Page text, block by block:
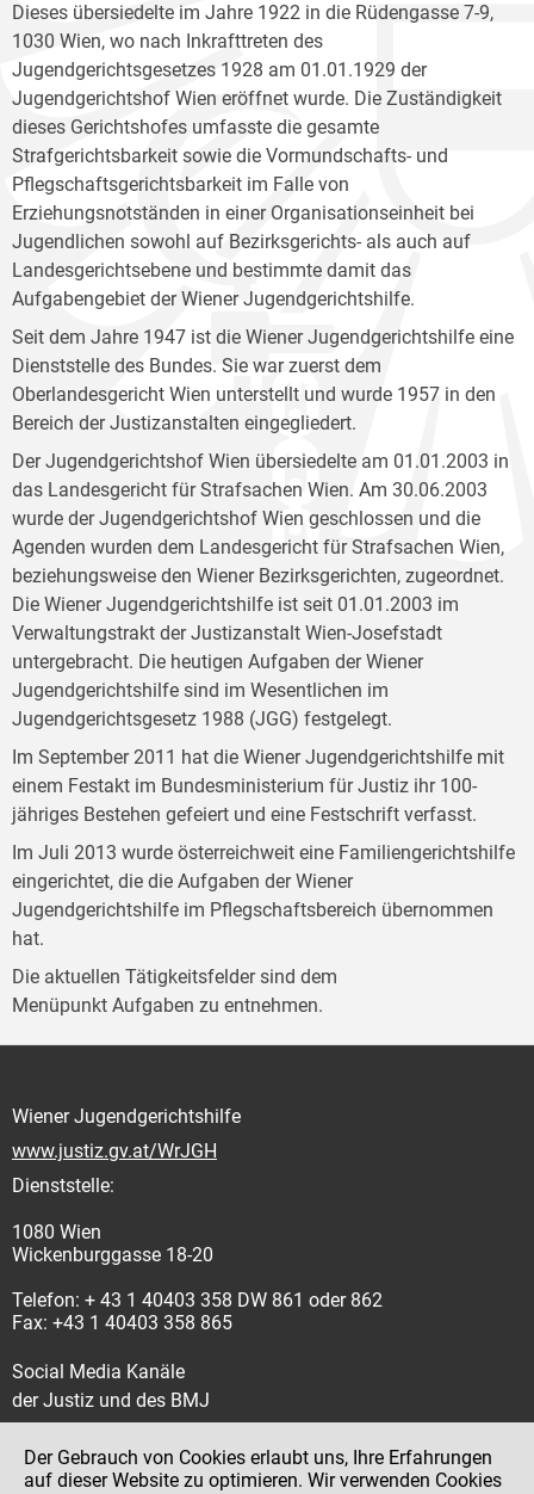
Dieses übersiedelte im Jahre 1922 in die Rüdengasse 7-9,
1030 Wien, wo nach Inkrafttreten des
Jugendgerichtsgesetzes 1928 am 01.01.1929 der
Jugendgerichtshof Wien eröffnet wurde. Die Zuständigkeit
dieses Gerichtshofes umfasste die gesamte
Strafgerichtsbarkeit sowie die Vormundschafts- und
Pflegschaftsgerichtsbarkeit im Falle von
Erziehungsnotständen in einer Organisationseinheit bei
Jugendlichen sowohl auf Bezirksgerichts- als auch auf
Landesgerichtsebene und bestimmte damit das
Aufgabengebiet der Wiener Jugendgerichtshilfe.
Seit dem Jahre 1947 ist die Wiener Jugendgerichtshilfe eine
Dienststelle des Bundes. Sie war zuerst dem
Oberlandesgericht Wien unterstellt und wurde 1957 in den
Bereich der Justizanstalten eingegliedert.
Der Jugendgerichtshof Wien übersiedelte am 01.01.2003 in
das Landesgericht für Strafsachen Wien. Am 30.06.2003
wurde der Jugendgerichtshof Wien geschlossen und die
Agenden wurden dem Landesgericht für Strafsachen Wien,
beziehungsweise den Wiener Bezirksgerichten, zugeordnet.
Die Wiener Jugendgerichtshilfe ist seit 01.01.2003 im
Verwaltungstrakt der Justizanstalt Wien-Josefstadt
untergebracht. Die heutigen Aufgaben der Wiener
Jugendgerichtshilfe sind im Wesentlichen im
Jugendgerichtsgesetz 1988 (JGG) festgelegt.
Im September 2011 hat die Wiener Jugendgerichtshilfe mit
einem Festakt im Bundesministerium für Justiz ihr 100-
jähriges Bestehen gefeiert und eine Festschrift verfasst.
Im Juli 2013 wurde österreichweit eine Familiengerichtshilfe
eingerichtet, die die Aufgaben der Wiener
Jugendgerichtshilfe im Pflegschaftsbereich übernommen
hat.
Die aktuellen Tätigkeitsfelder sind dem
Menüpunkt Aufgaben zu entnehmen.
Wiener Jugendgerichtshilfe
www.justiz.gv.at/WrJGH
Dienststelle:
1080 Wien
Wickenburggasse 18-20
Telefon: + 43 1 40403 358 DW 861 oder 862
Fax: +43 1 40403 358 865
Social Media Kanäle
der Justiz und des BMJ
Der Gebrauch von Cookies erlaubt uns, Ihre Erfahrungen
auf dieser Website zu optimieren. Wir verwenden Cookies